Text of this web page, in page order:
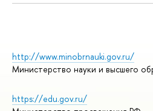
http://www.minobrnauki.gov.ru/
Министерство науки и высшего
https://edu.gov.ru/